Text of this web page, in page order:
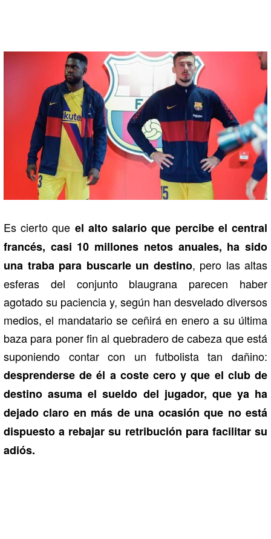
Es cierto que el alto salario que percibe el central
francés, casi 10 millones netos anuales, ha sido
una traba para buscarle un destino, pero las altas
esferas del conjunto blaugrana parecen haber
agotado su paciencia y, según han desvelado diversos
medios, el mandatario se ceñirá en enero a su última
baza para poner fin al quebradero de cabeza que está
suponiendo contar con un futbolista tan dañino:
desprenderse de él a coste cero y que el club de
destino asuma el sueldo del jugador, que ya ha
dejado claro en más de una ocasión que no está
dispuesto a rebajar su retribución para facilitar su
adiós.